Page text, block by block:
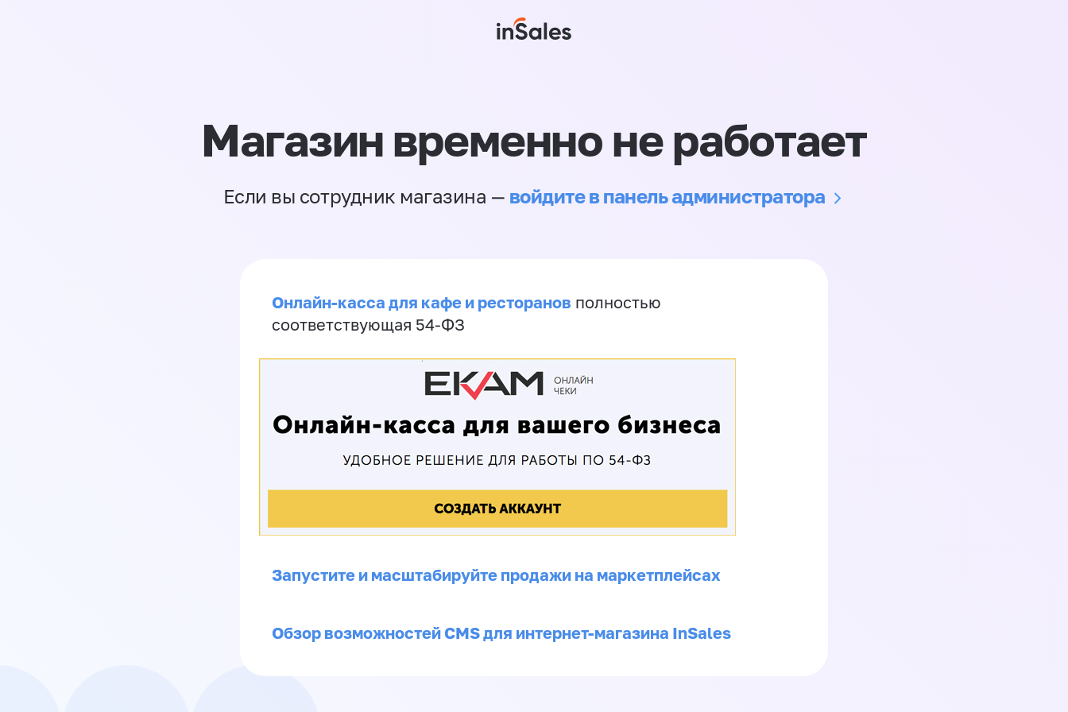
Магазин временно не работает
Если вы сотрудник магазина — войдите в панель администратора
Онлайн-касса для кафе и ресторанов полностью
соответствующая 54-ФЗ
Запустите и масштабируйте продажи на маркетплейсах
Обзор возможностей CMS для интернет-магазина InSales